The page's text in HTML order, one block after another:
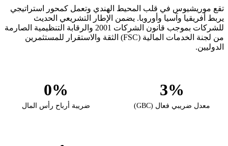
تقع موريشيوس في قلب المحيط الهندي وتعمل كمحور استراتيجي
يربط أفريقيا وآسيا وأوروبا. يضمن الإطار التشريعي الحديث
للشركات بموجب قانون الشركات 2001 والرقابة التنظيمية الصارمة
من لجنة الخدمات المالية (FSC) الثقة والاستقرار للمستثمرين
الدوليين.
3%
معدل ضريبي فعال (GBC)
0%
ضريبة أرباح رأس المال